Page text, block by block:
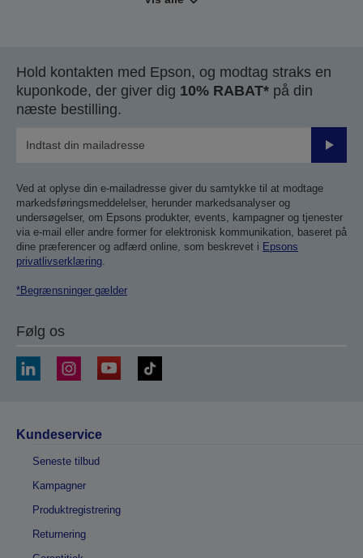
Hold kontakten med Epson, og modtag straks en
kuponkode, der giver dig 10% RABAT* på din
næste bestilling.
Send
Ved at oplyse din e-mailadresse giver du samtykke til at modtage
markedsføringsmeddelelser, herunder markedsanalyser og
undersøgelser, om Epsons produkter, events, kampagner og tjenester
via e-mail eller andre former for elektronisk kommunikation, baseret på
dine præferencer og adfærd online, som beskrevet i Epsons
privatlivserklæring.
*Begrænsninger gælder
Følg os
Kundeservice
Seneste tilbud
Kampagner
Produktregistrering
Returnering